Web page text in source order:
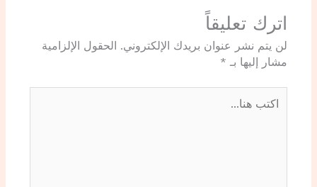
اترك تعليقاً
لن يتم نشر عنوان بريدك الإلكتروني.
الحقول الإلزامية
مشار إليها بـ *
هنا...